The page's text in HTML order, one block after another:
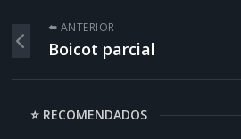
⬅️ ANTERIOR
Boicot parcial
⭐ RECOMENDADOS